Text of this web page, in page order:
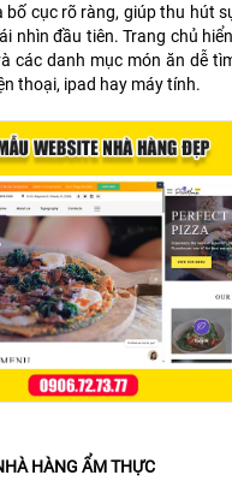
bố cục rõ ràng, giúp thu hút
nhìn đầu tiên. Trang chủ
các danh mục món ăn dễ
thoại, ipad hay máy tính.
HÀNG ẨM THỰC